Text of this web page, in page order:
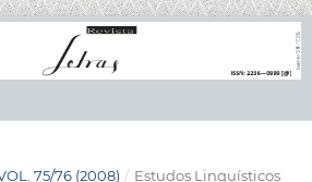
75/76 (2008) / Estudos Linguísticos